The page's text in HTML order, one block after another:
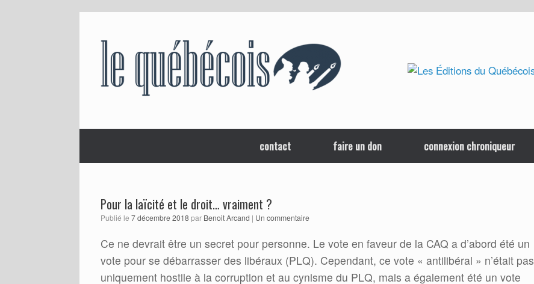
contact faire un don connexion chroniqueur
Pour la laïcité et le droit… vraiment ?
Publié le 7 décembre 2018 par Benoit Arcand | Un commentaire
Ce ne devrait être un secret pour personne. Le vote en faveur de la CAQ a d’abord été un
vote pour se débarrasser des libéraux (PLQ). Cependant, ce vote « antilibéral » n’était pas
uniquement hostile à la corruption et au cynisme du PLQ, mais a également été un vote